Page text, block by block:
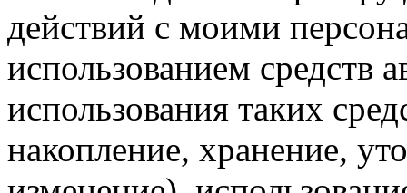
действий с моими
использованием средств
использования таких
накопление, хранение,